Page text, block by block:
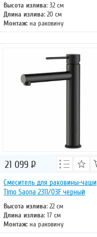
Высота излива: 32 см
Длина излива: 20 см
Монтаж: на раковину
Тип излива: литой
Управление: однорычажное
Смеситель для раковины-чаши
Timo Saona 2311/03F черный
Высота излива: 22 см
Длина излива: 17 см
Монтаж: на раковину
Тип излива: литой
21 099 Р